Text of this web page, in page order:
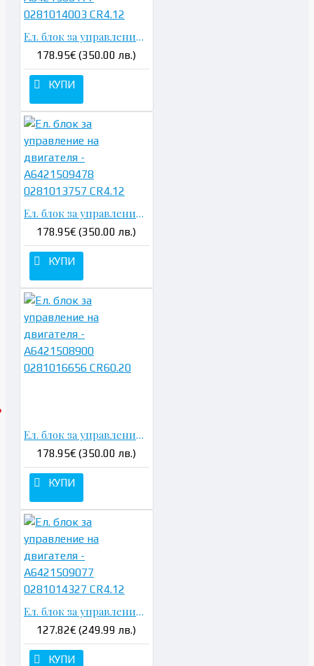
Ел. блок за управление на двигателя - A6421508177 0281014003 CR4.12
178.95€ (350.00 лв.)
КУПИ
Ел. блок за управление на двигателя - A6421509478 0281013757 CR4.12
178.95€ (350.00 лв.)
КУПИ
Ел. блок за управление на двигателя - A6421508900 0281016656 CR60.20
178.95€ (350.00 лв.)
КУПИ
Ел. блок за управление на двигателя - A6421509077 0281014327 CR4.12
127.82€ (249.99 лв.)
КУПИ